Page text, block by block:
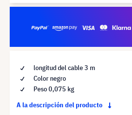
longitud del cable 3 m
Color negro
Peso 0,075 kg
A la descripción del producto